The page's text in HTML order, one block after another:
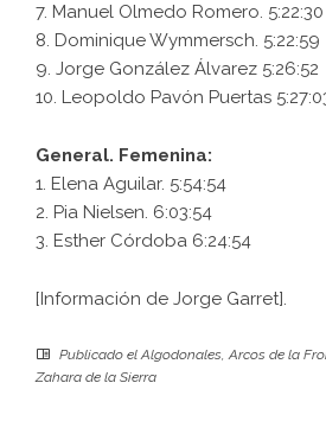
7. Manuel Olmedo Romero. 5:22:30
8. Dominique Wymmersch. 5:22:59
9. Jorge González Álvarez 5:26:52
10. Leopoldo Pavón Puertas
General. Femenina:
1. Elena Aguilar. 5:54:54
2. Pia Nielsen. 6:03:54
3. Esther Córdoba 6:24:54
[Información de Jorge Garret].
Publicado elAlgodonales,Arcos de la
Zahara de la Sierra